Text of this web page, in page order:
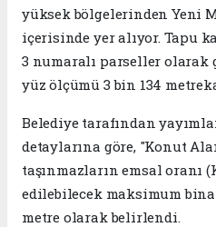
yüksek bölgelerinden Yeni
içerisinde yer alıyor. Tapu
3 numaralı parseller olarak
yüz ölçümü 3 bin 134
Belediye tarafından
detaylarına göre, "Konut
taşınmazların emsal oranı
edilebilecek maksimum
metre olarak belirlendi.